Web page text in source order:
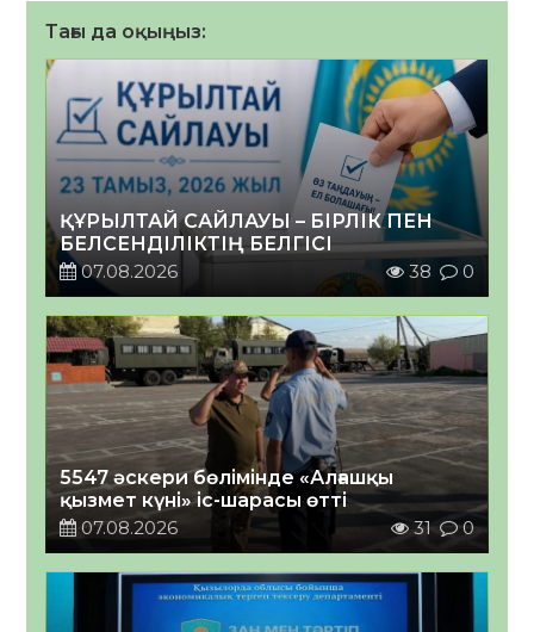
Тағы да оқыңыз:
ҚҰРЫЛТАЙ САЙЛАУЫ – БІРЛІК ПЕН
БЕЛСЕНДІЛІКТІҢ БЕЛГІСІ
07.08.2026
38 0
5547 әскери бөлімінде «Алғашқы
қызмет күні» іс-шарасы өтті
07.08.2026
31 0